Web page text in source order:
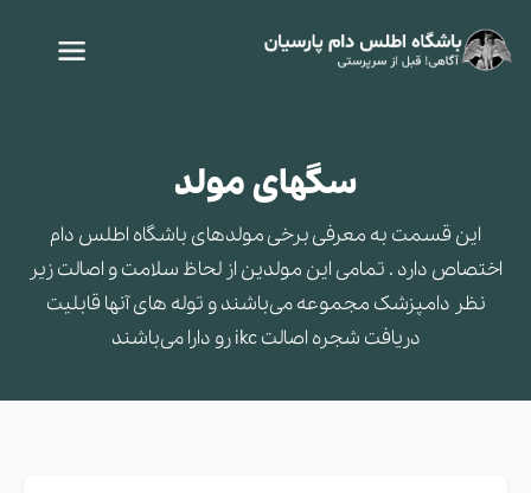
سگهای مولد
این قسمت به معرفی برخی مولدهای باشگاه اطلس دام
اختصاص دارد . تمامی این مولدین از لحاظ سلامت و اصالت زیر
نظر دامپزشک مجموعه می‌باشند و توله های آنها قابلیت
دریافت شجره اصالت ikc رو دارا می‌باشند